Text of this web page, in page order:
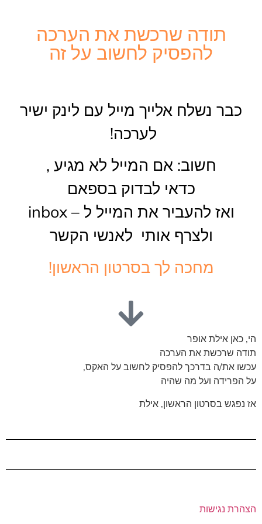
תודה שרכשת את הערכה
להפסיק לחשוב על זה
כבר נשלח אלייך מייל עם לינק ישיר
לערכה!
חשוב: אם המייל לא מגיע ,
כדאי לבדוק בספאם
ואז להעביר את המייל ל – inbox
ולצרף אותי לאנשי הקשר
מחכה לך בסרטון הראשון!
הי, כאן אילת אופר
תודה שרכשת את הערכה
עכשו את/ה בדרכך להפסיק לחשוב על האקס,
על הפרידה ועל מה שהיה
אז נפגש בסרטון הראשון, אילת
הצהרת נגישות